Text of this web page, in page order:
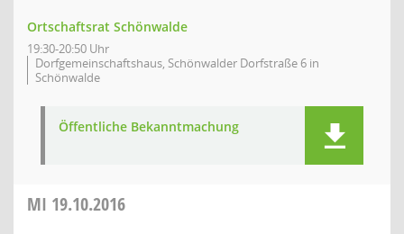
Ortschaftsrat Schönwalde
19:30-20:50 Uhr
Dorfgemeinschaftshaus, Schönwalder Dorfstraße 6 in
Schönwalde
Öffentliche Bekanntmachung
MI 19.10.2016